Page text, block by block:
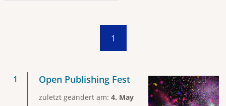
1
Open Publishing Fest
zuletzt geändert am: 4. May